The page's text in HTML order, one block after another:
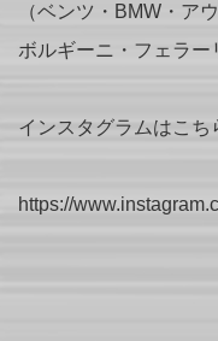
（ベンツ・BMW・ア
ボルギーニ・フェラー
インスタグラムはこち
https://